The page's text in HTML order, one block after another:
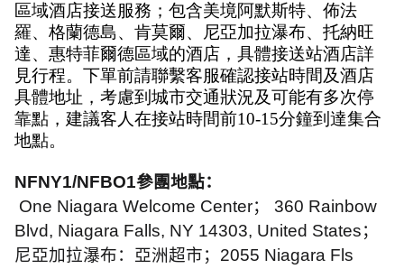
區域酒店接送服務；包含美境阿默斯特、佈法
羅、格蘭德島、肯莫爾、尼亞加拉瀑布、托納旺
達、惠特菲爾德區域的酒店，具體接送站酒店詳
見行程。下單前請聯繫客服確認接站時間及酒店
具體地址，考慮到城市交通狀況及可能有多次停
靠點，建議客人在接站時間前10-15分鐘到達集合
地點。
NFNY1/NFBO1參團地點：
One Niagara Welcome Center；
360 Rainbow
Blvd, Niagara Falls, NY 14303, United States；
尼亞加拉瀑布：亞洲超市； 2055 Niagara Fls